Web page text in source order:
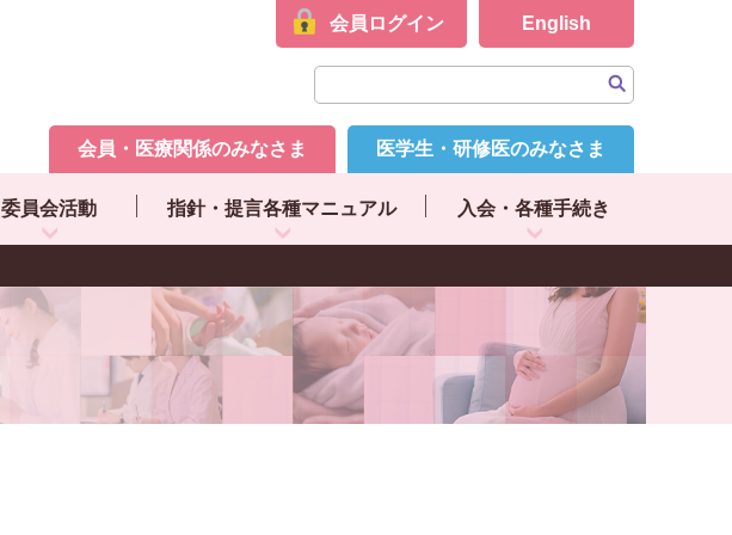
会員ログイン English
会員・医療関係のみなさま 医学生・研修医のみなさま
委員会活動 指針・提言各種マニュアル 入会・各種手続き